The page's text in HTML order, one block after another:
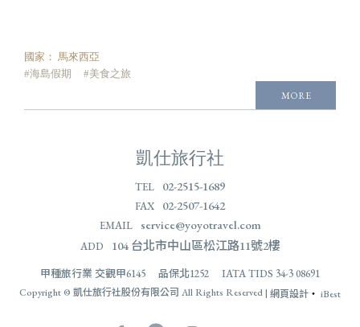
國家： 馬來西亞
#海島假期
#美食之旅
MORE
凱仕旅行社
甲種旅行業 交觀甲6145 品保北1252 IATA TIDS 34-3 08691
Copyright © 凱仕旅行社股份有限公司 All Rights Reserved | 網頁設計 ‧ iBest
TEL 02-2515-1689
FAX 02-2507-1642
EMAIL service@yoyotravel.com
ADD 104 台北市中山區松江路11號2樓